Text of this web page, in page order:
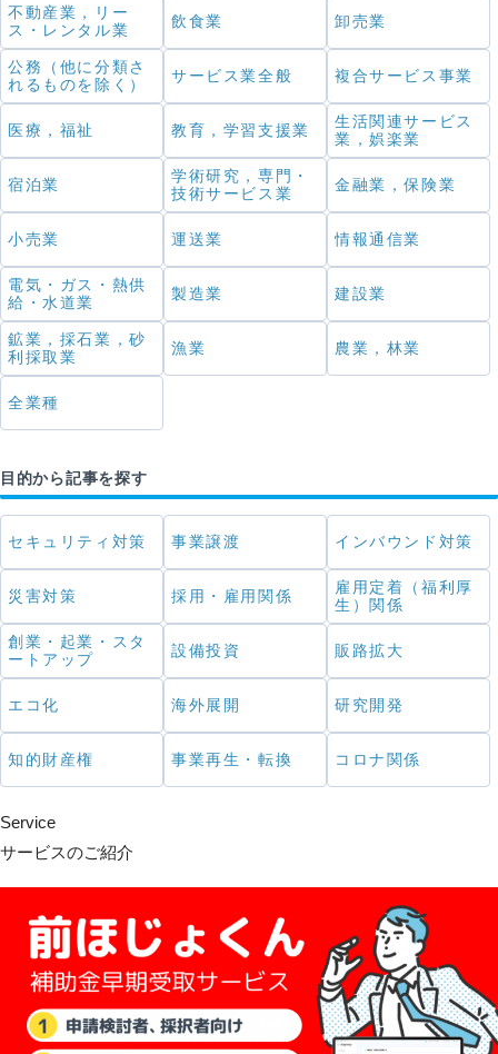
不動産業，リー
ス・レンタル業
飲食業 卸売業
公務（他に分類さ
れるものを除く）
サービス業全般 複合サービス事業
医療，福祉 教育，学習支援業
生活関連サービス
業，娯楽業
宿泊業
学術研究，専門・
技術サービス業
金融業，保険業
小売業 運送業 情報通信業
電気・ガス・熱供
給・水道業
製造業 建設業
鉱業，採石業，砂
利採取業
漁業 農業，林業
全業種
目的から記事を探す
セキュリティ対策 事業譲渡 インバウンド対策
災害対策 採用・雇用関係
雇用定着（福利厚
生）関係
創業・起業・スタ
ートアップ
設備投資 販路拡大
エコ化 海外展開 研究開発
知的財産権 事業再生・転換 コロナ関係
Service
サービスのご紹介